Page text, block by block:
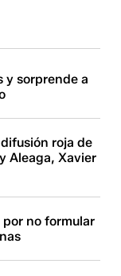
y sorprende a
roja de
Aleaga, Xavier
no formular